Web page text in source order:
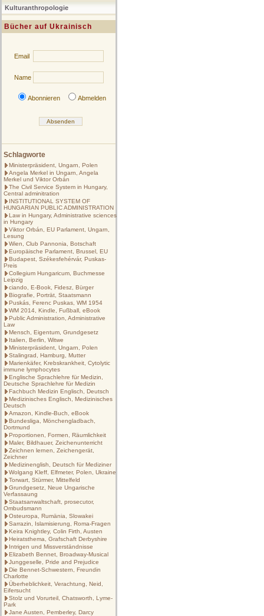
Kulturanthropologie
Bücher auf Ukrainisch
Email
Name
Abonnieren Abmelden
Schlagworte
Ministerpräsident, Ungarn, Polen
Angela Merkel in Ungarn, Angela
Merkel und Viktor Orbán
The Civil Service System in Hungary,
Central adminitration
INSTITUTIONAL SYSTEM OF
HUNGARIAN PUBLIC ADMINISTRATION
Law in Hungary, Administrative sciences
in Hungary
Viktor Orbán, EU Parlament, Ungarn,
Lesung
Wien, Club Pannonia, Botschaft
Europäische Parlament, Brussel, EU
Budapest, Székesfehérvár, Puskas-
Preis
Collegium Hungaricum, Buchmesse
Leipzig
ciando, E-Book, Fidesz, Bürger
Biografie, Porträt, Staatsmann
Puskás, Ferenc Puskas, WM 1954
WM 2014, Kindle, Fußball, eBook
Public Administration, Administrative
Law
Mensch, Eigentum, Grundgesetz
Italien, Berlin, Witwe
Ministerpräsident, Ungarn, Polen
Stalingrad, Hamburg, Mutter
Marienkäfer, Krebskrankheit, Cytolytic
immune lymphocytes
Englische Sprachlehre für Medizin,
Deutsche Sprachlehre für Medizin
Fachbuch Medizin Englisch, Deutsch
Medizinisches Englisch, Medizinisches
Deutsch
Amazon, Kindle-Buch, eBook
Bundesliga, Mönchengladbach,
Dortmund
Proportionen, Formen, Räumlichkeit
Maler, Bildhauer, Zeichenunterricht
Zeichnen lernen, Zeichengerät,
Zeichner
Medizinenglish, Deutsch für Mediziner
Wolgang Kleff, Elfmeter, Polen, Ukraine
Torwart, Stürmer, Mittelfeld
Grundgesetz, Neue Ungarische
Verfassaung
Staatsanwaltschaft, prosecutor,
Ombudsmann
Osteuropa, Rumänia, Slowakei
Sarrazin, Islamisierung, Roma-Fragen
Keira Knightley, Colin Firth, Austen
Heiratsthema, Grafschaft Derbyshire
Intrigen und Missverständnisse
Elizabeth Bennet, Broadway-Musical
Junggeselle, Pride and Prejudice
Die Bennet-Schwestern, Freundin
Charlotte
Überheblichkeit, Verachtung, Neid,
Eifersucht
Stolz und Vorurteil, Chatsworth, Lyme-
Park
Jane Austen, Pemberley, Darcy